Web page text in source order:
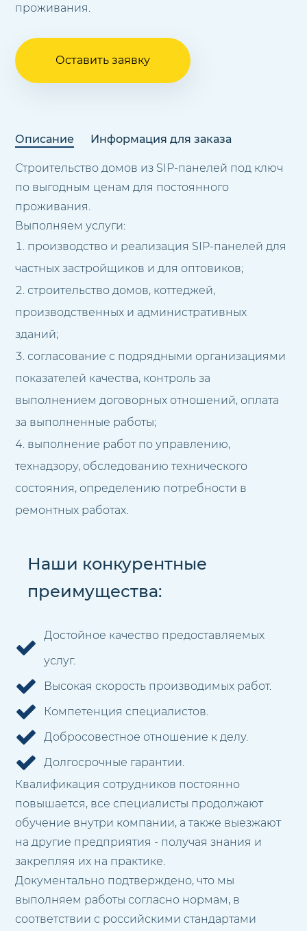
проживания.
Оставить заявку
Описание Информация для заказа
Строительство домов из SIP-панелей под ключ
по выгодным ценам для постоянного
проживания.
Выполняем услуги:
производство и реализация SIP-панелей для
частных застройщиков и для оптовиков;
строительство домов, коттеджей,
производственных и административных
зданий;
согласование с подрядными организациями
показателей качества, контроль за
выполнением договорных отношений, оплата
за выполненные работы;
выполнение работ по управлению,
технадзору, обследованию технического
состояния, определению потребности в
ремонтных работах.
Наши конкурентные
преимущества:
Достойное качество предоставляемых
услуг.
Высокая скорость производимых работ.
Компетенция специалистов.
Добросовестное отношение к делу.
Долгосрочные гарантии.
Квалификация сотрудников постоянно
повышается, все специалисты продолжают
обучение внутри компании, а также выезжают
на другие предприятия - получая знания и
закрепляя их на практике.
Документально подтверждено, что мы
выполняем работы согласно нормам, в
соответствии с российскими стандартами